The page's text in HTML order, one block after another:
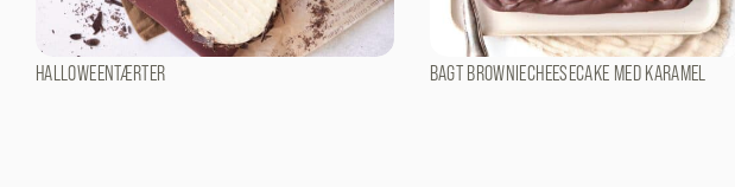
HALLOWEENTÆRTER BAGT BROWNIECHEESECAKE MED KARAMEL